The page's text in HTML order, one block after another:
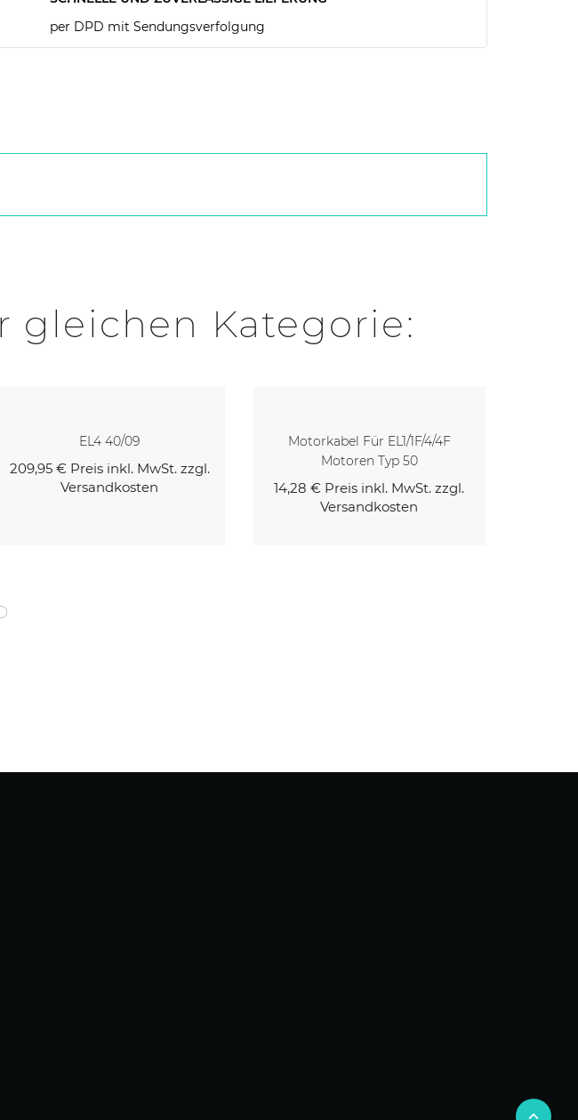
per DPD mit Sendungsverfolgung
gleichen Kategorie:
Motorkabel Für EL1/1F/4/4F
Motoren Typ 50
14,28 €Preis inkl. MwSt. zzgl.
EL4 60/75
503,24 €Preis inkl. MwSt. zzgl.
Versandkosten